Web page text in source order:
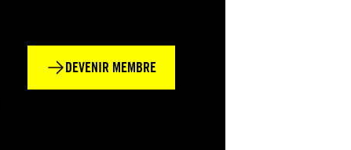
DEVENIR MEMBRE